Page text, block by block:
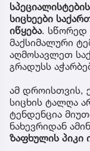
სიცხეები
იწყება. სწორედ
მაქსიმალური
აღმოსავლეთ
გრადუსს
ამ დროისთვის,
სიცხის ტალღა
ტენდენცია
ნახევრიდან
ზაფხულის პიკი